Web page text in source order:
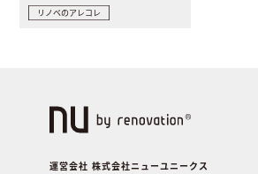
リノベのアレコレ
運営会社 株式会社ニューユニークス